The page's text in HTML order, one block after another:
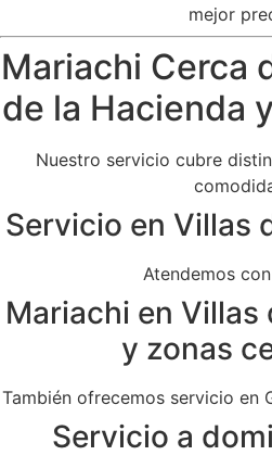
mejor
Mariachi Cerca
de la Hacienda
Nuestro servicio cubre
Servicio en Villas
Atendemos
Mariachi en Villas
y zonas
También ofrecemos servicio en
Servicio a